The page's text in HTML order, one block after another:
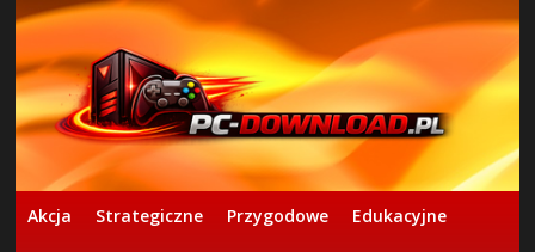
Akcja Strategiczne Przygodowe Edukacyjne